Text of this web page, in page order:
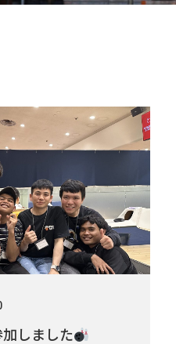
しました